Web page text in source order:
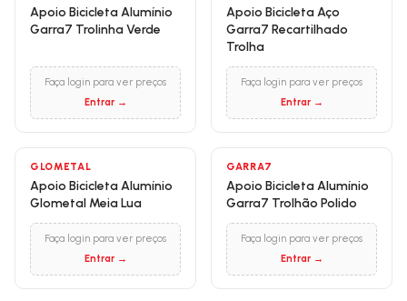
Apoio Bicicleta Alumínio
Garra7 Trolinha Verde
Faça login para ver preços
Entrar →
Apoio Bicicleta Aço
Garra7 Recartilhado
Trolha
Faça login para ver preços
Entrar →
GLOMETAL
Apoio Bicicleta Alumínio
Glometal Meia Lua
Faça login para ver preços
Entrar →
GARRA7
Apoio Bicicleta Alumínio
Garra7 Trolhão Polido
Faça login para ver preços
Entrar →